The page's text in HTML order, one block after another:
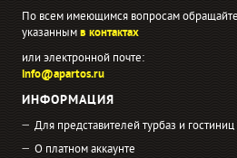
По всем имеющимся вопросам
указаннымв контактах
или электронной почте:
info@apartos.ru
ИНФОРМАЦИЯ
Для представителей турбаз и гостиниц
О платном аккаунте